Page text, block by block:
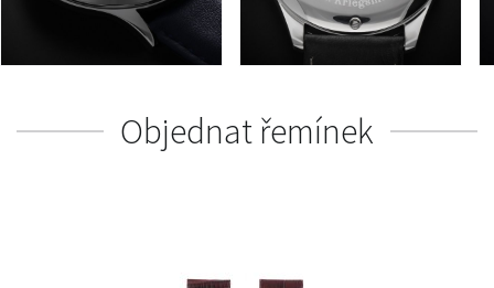
Objednat řemínek